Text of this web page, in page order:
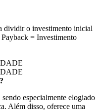
dividir o investimento inicial
= Investimento
especialmente elogiado
Além disso, oferece uma